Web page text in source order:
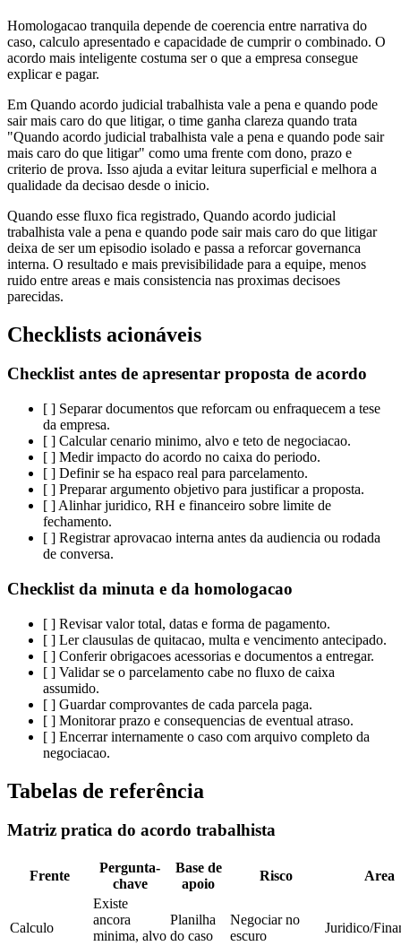
Homologacao tranquila depende de coerencia entre narrativa do
caso, calculo apresentado e capacidade de cumprir o combinado. O
acordo mais inteligente costuma ser o que a empresa consegue
explicar e pagar.
Em Quando acordo judicial trabalhista vale a pena e quando pode
sair mais caro do que litigar, o time ganha clareza quando trata
"Quando acordo judicial trabalhista vale a pena e quando pode sair
mais caro do que litigar" como uma frente com dono, prazo e
criterio de prova. Isso ajuda a evitar leitura superficial e melhora a
qualidade da decisao desde o inicio.
Quando esse fluxo fica registrado, Quando acordo judicial
trabalhista vale a pena e quando pode sair mais caro do que litigar
deixa de ser um episodio isolado e passa a reforcar governanca
interna. O resultado e mais previsibilidade para a equipe, menos
ruido entre areas e mais consistencia nas proximas decisoes
parecidas.
Checklists acionáveis
Checklist antes de apresentar proposta de acordo
[ ] Separar documentos que reforcam ou enfraquecem a tese
da empresa.
[ ] Calcular cenario minimo, alvo e teto de negociacao.
[ ] Medir impacto do acordo no caixa do periodo.
[ ] Definir se ha espaco real para parcelamento.
[ ] Preparar argumento objetivo para justificar a proposta.
[ ] Alinhar juridico, RH e financeiro sobre limite de
fechamento.
[ ] Registrar aprovacao interna antes da audiencia ou rodada
de conversa.
Checklist da minuta e da homologacao
[ ] Revisar valor total, datas e forma de pagamento.
[ ] Ler clausulas de quitacao, multa e vencimento antecipado.
[ ] Conferir obrigacoes acessorias e documentos a entregar.
[ ] Validar se o parcelamento cabe no fluxo de caixa
assumido.
[ ] Guardar comprovantes de cada parcela paga.
[ ] Monitorar prazo e consequencias de eventual atraso.
[ ] Encerrar internamente o caso com arquivo completo da
negociacao.
Tabelas de referência
Matriz pratica do acordo trabalhista
Frente
Pergunta-
chave
Base de
apoio
Risco Area
Calculo
Existe
ancora
minima, alvo
Planilha
do caso
Negociar no
escuro
Juridico/